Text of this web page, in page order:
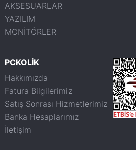
AKSESUARLAR
YAZILIM
MONİTÖRLER
PCKOLİK
Hakkımızda
Fatura Bilgilerimiz
Satış Sonrası Hizmetlerimiz
Banka Hesaplarımız
İletişim